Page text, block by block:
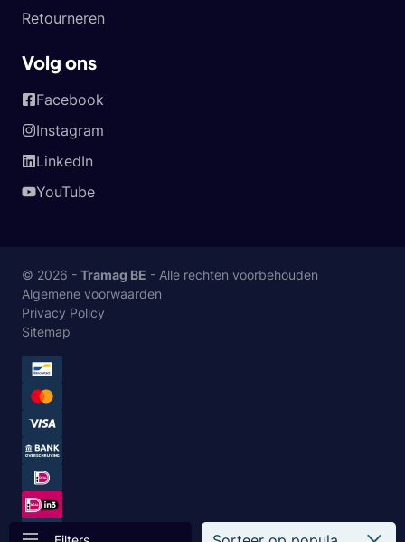
Retourneren
Volg ons
Facebook
Instagram
LinkedIn
YouTube
© 2026 - Tramag BE - Alle rechten voorbehouden
Algemene voorwaarden
Privacy Policy
Sitemap